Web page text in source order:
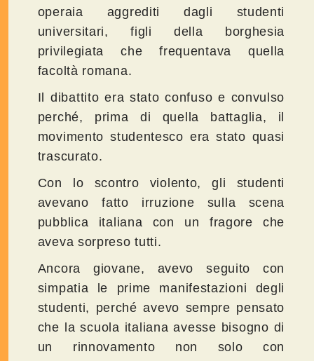
operaia aggrediti dagli studenti
universitari, figli della borghesia
privilegiata che frequentava quella
facoltà romana.
Il dibattito era stato confuso e convulso
perché, prima di quella battaglia, il
movimento studentesco era stato quasi
trascurato.
Con lo scontro violento, gli studenti
avevano fatto irruzione sulla scena
pubblica italiana con un fragore che
aveva sorpreso tutti.
Ancora giovane, avevo seguito con
simpatia le prime manifestazioni degli
studenti, perché avevo sempre pensato
che la scuola italiana avesse bisogno di
un rinnovamento non solo con